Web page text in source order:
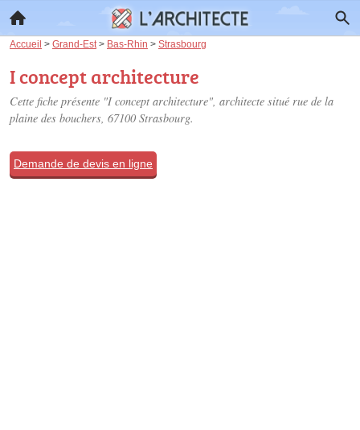
Accueil > Grand-Est > Bas-Rhin > Strasbourg
I concept architecture
Cette fiche présente "I concept architecture", architecte situé rue de la
plaine des bouchers, 67100 Strasbourg.
Demande de devis en ligne